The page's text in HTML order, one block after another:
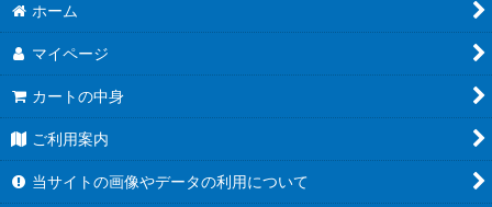
ホーム
マイページ
カートの中身
ご利用案内
当サイトの画像やデータの利用について